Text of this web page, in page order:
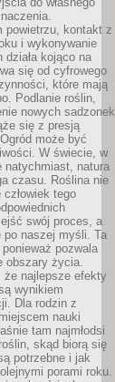
powietrzu, kontakt z
i wykonywanie
kojąco na
się od cyfrowego
które mają
Podlanie roślin,
nowych sadzonek
się z presją
może być
W świecie, w
natychmiast, natura
czasu. Roślina nie
tego
swój proces, a
po naszej myśli. Ta
pozwala
obszary życia.
że najlepsze efekty
wynikiem
Dla rodzin z
nauki
tam najmłodsi
skąd biorą się
potrzebne i jak
porami roku.